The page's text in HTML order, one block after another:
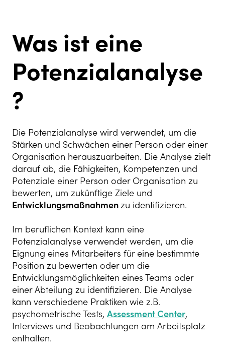
Was ist eine
Potenzialanalyse
?
Die Potenzialanalyse wird verwendet, um die
Stärken und Schwächen einer Person oder einer
Organisation herauszuarbeiten. Die Analyse zielt
darauf ab, die Fähigkeiten, Kompetenzen und
Potenziale einer Person oder Organisation zu
bewerten, um zukünftige Ziele und
Entwicklungsmaßnahmenzu identifizieren.
Im beruflichen Kontext kann eine
Potenzialanalyse verwendet werden, um die
Eignung eines Mitarbeiters für eine bestimmte
Position zu bewerten oder um die
Entwicklungsmöglichkeiten eines Teams oder
einer Abteilung zu identifizieren. Die Analyse
kann verschiedene Praktiken wie z.B.
psychometrische Tests, Assessment Center,
Interviews und Beobachtungen am Arbeitsplatz
enthalten.